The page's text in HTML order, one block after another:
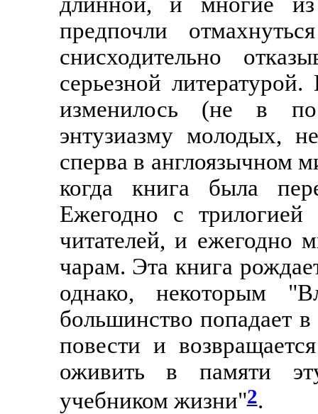
предпочли
снисходительно
серьезной
изменилось (не в
энтузиазму молодых,
сперва в англоязычном
когда книга была
Ежегодно с трилогией
читателей, и ежегодно
чарам. Эта книга
однако, некоторым
большинство попадает
повести и
оживить в памяти
учебником жизни"2.